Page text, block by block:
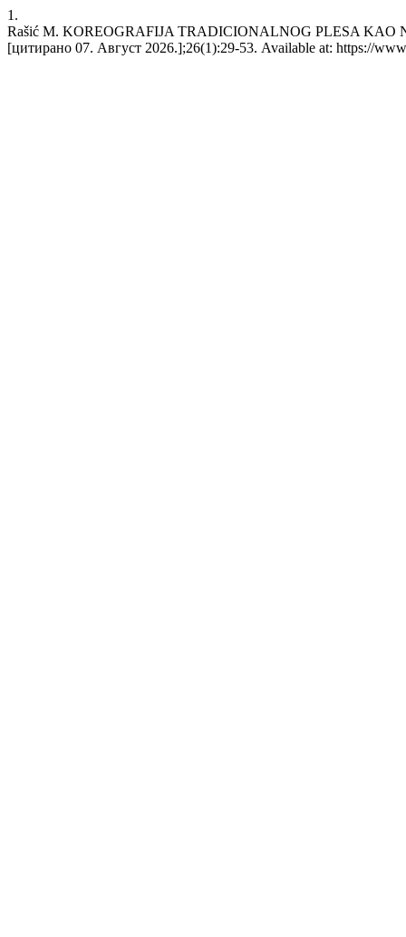
1.
Rašić M. KOREOGRAFIJA TRADICIONALNOG PLESA KAO
[цитирано 07. Август 2026.];26(1):29-53. Available at: https://